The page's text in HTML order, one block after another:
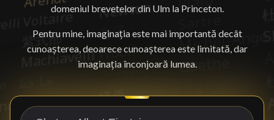
domeniul brevetelor din Ulm la Princeton.
Pentru mine, imaginația este mai importantă decât
cunoașterea, deoarece cunoașterea este limitată, dar
imaginația înconjoară lumea.